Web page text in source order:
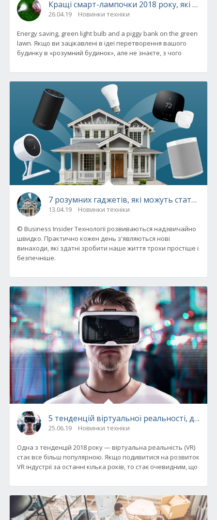
Кращі смарт-лампочки 2018 року, які
26.04.19 Новинки техніки
Energy saving, green light bulb and a piggy bank on the green
lawn. Якщо ви зацікавлені в ідеї перетворення вашого
будинку в «розумний будинок», але не знаєте, з чого
7 розумних гаджетів, які можуть стати в
13.04.19 Новинки техніки
© Business Insider Технології розвиваються надзвичайно
швидко. Практично кожен день з'являються нові
винаходи, які здатні зробити наше життя трохи простіше і
безпечніше.
5 тенденцій віртуальної реальності, до
25.06.19 Новинки техніки
Одна з тенденцій 2018 року — віртуальна реальність (VR)
стає все більш популярною. Якщо подивитися на розвиток
VR індустрії за останні кілька років, то стає очевидним, що